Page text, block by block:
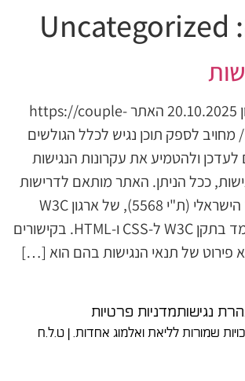
Uncategorized
תאריך עדכון אחרון 20.10.2025 האתר https://couple-
marketing.co.il/ מחויב לספק תוכן נגיש לכלל הגולשים
ולהטמיע את עקרונות הנגישות
ככל הניתן. האתר מותאם לדרישות
הנגישות של התקן הישראלי (ת"י 5568), של ארגון W3C
ברמה 2 (AA), ועומד בתקן W3C ל-CSS ו-HTML. בקישורים
פירוט של תנאי הנגישות בהם הוא […]
נגישותמדניות פרטיות